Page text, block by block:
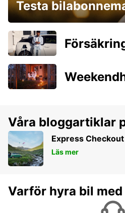
Testa
Våra bloggartiklar
Express Checkout
Läs mer
Varför hyra bil med